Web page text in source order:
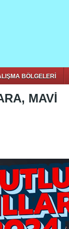
BÖLGELERİ
MAVİ